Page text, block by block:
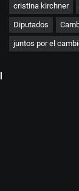
cristina kirchner
Diputados
juntos por el